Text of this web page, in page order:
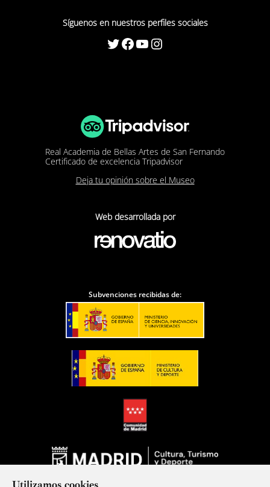
Síguenos en nuestros perfiles sociales
Twitter Facebook YouTube Instagram
Real Academia de Bellas Artes de San Fernando
Certificado de excelencia Tripadvisor
Deja tu opinión sobre el Museo
Web desarrollada por
Subvenciones recibidas de: